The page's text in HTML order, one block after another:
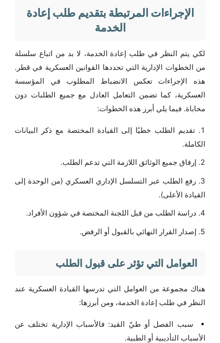
الإجراءات المرتبطة بتقديم طلب إعادة
الخدمة
لكي يتم النظر في طلب إعادة الخدمة، لا بد من اتباع سلسلة
من الخطوات الإدارية التي تحددها القوانين العسكرية في قطر.
هذه الإجراءات تعكس الانضباط المطلوب في المؤسسة
العسكرية، كما تضمن التعامل العادل مع جميع الطلبات دون
محاباة. فيما يلي أبرز هذه الخطوات:
تقديم الطلب خطيًا إلى القيادة المختصة مع ذكر البيانات
الكاملة.
إرفاق جميع الوثائق اللازمة التي تدعم الطلب.
رفع الطلب عبر التسلسل الإداري العسكري (من الوحدة إلى
القيادة الأعلى).
دراسة الطلب من قبل اللجنة المختصة في شؤون الأفراد.
إصدار القرار النهائي بالقبول أو الرفض.
العوامل التي تؤثر على قبول الطلب
هناك مجموعة من العوامل التي تدرسها القيادة العسكرية عند
النظر في طلب إعادة الخدمة، ومن أبرزها:
سبب الفصل أو طيّ القيد: فالأسباب الإدارية تختلف عن
الأسباب التأديبية أو الطبية.